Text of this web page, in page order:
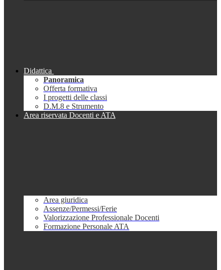
Didattica
Panoramica
Offerta formativa
I progetti delle classi
D.M.8 e Strumento
Area riservata Docenti e ATA
Area giuridica
Assenze/Permessi/Ferie
Valorizzazione Professionale Docenti
Formazione Personale ATA